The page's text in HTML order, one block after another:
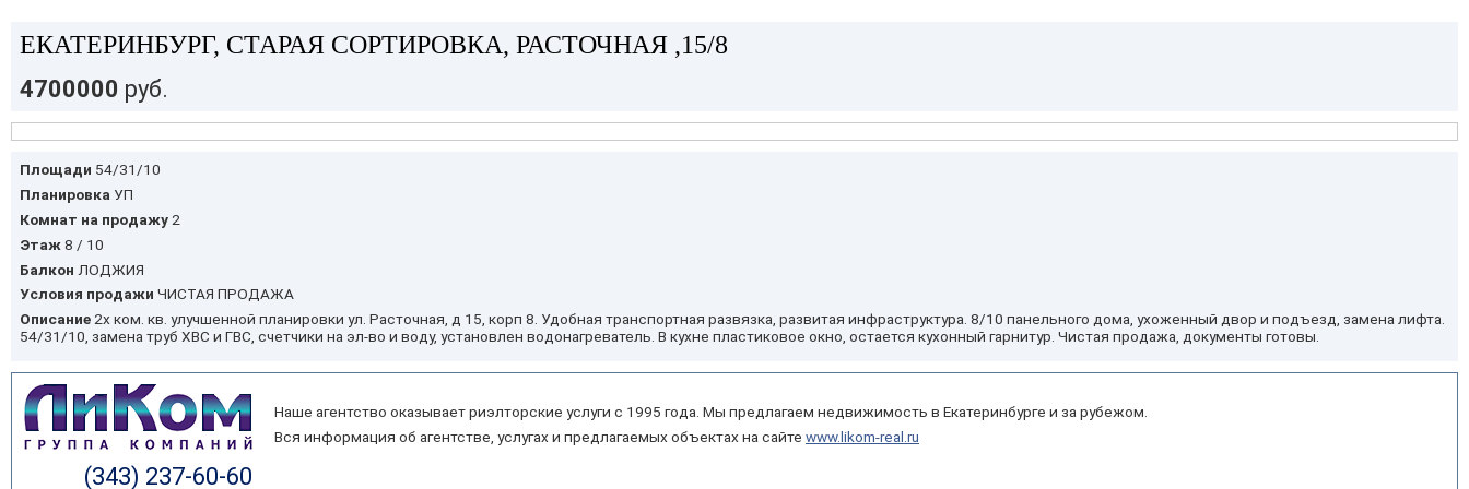
ЕКАТЕРИНБУРГ, СТАРАЯ СОРТИРОВКА, РАСТОЧНАЯ ,15/8
4700000 руб.
Площади 54/31/10
Планировка УП
Комнат на продажу 2
Этаж8 / 10
Балкон ЛОДЖИЯ
Условия продажи ЧИСТАЯ ПРОДАЖА
Описание 2х ком. кв. улучшенной планировки ул. Расточная, д 15, корп 8. Удобная транспортная развязка, развитая инфраструктура. 8/10 панельного дома, ухоженный двор и подъезд, замена лифта.
54/31/10, замена труб ХВС и ГВС, счетчики на эл-во и воду, установлен водонагреватель. В кухне пластиковое окно, остается кухонный гарнитур. Чистая продажа, документы готовы.
(343) 237-60-60
Наше агентство оказывает риэлторские услуги с 1995 года. Мы предлагаем недвижимость в Екатеринбурге и за рубежом.
Вся информация об агентстве, услугах и предлагаемых объектах на сайте www.likom-real.ru